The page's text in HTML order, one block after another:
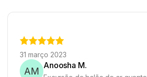
31 março 2023
AM
Anoosha M.